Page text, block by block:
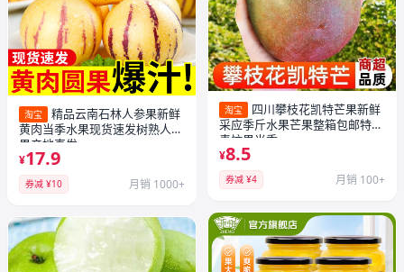
淘宝
精品云南石林人参果新鲜
黄肉当季水果现货速发树熟人参
果产地直发
¥17.9
券减 ¥10 月销 1000+
淘宝
四川攀枝花凯特芒果新鲜
采应季斤水果芒果整箱包邮特大
青忙果当季
¥8.5
券减 ¥4 月销 100+